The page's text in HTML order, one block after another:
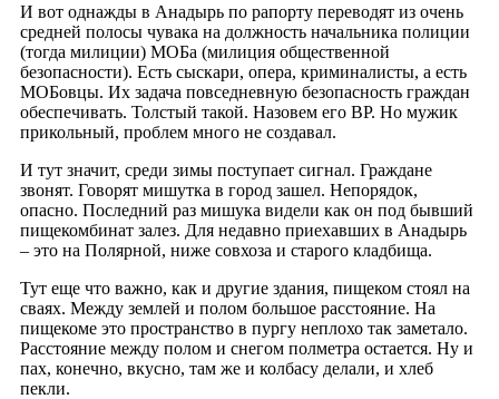
И вот однажды в Анадырь по рапорту переводят из очень
средней полосы чувака на должность начальника полиции
(тогда милиции) МОБа (милиция общественной
безопасности). Есть сыскари, опера, криминалисты, а есть
МОБовцы. Их задача повседневную безопасность граждан
обеспечивать. Толстый такой. Назовем его ВР. Но мужик
прикольный, проблем много не создавал.
И тут значит, среди зимы поступает сигнал. Граждане
звонят. Говорят мишутка в город зашел. Непорядок,
опасно. Последний раз мишука видели как он под бывший
пищекомбинат залез. Для недавно приехавших в Анадырь
– это на Полярной, ниже совхоза и старого кладбища.
Тут еще что важно, как и другие здания, пищеком стоял на
сваях. Между землей и полом большое расстояние. На
пищекоме это пространство в пургу неплохо так заметало.
Расстояние между полом и снегом полметра остается. Ну и
пах, конечно, вкусно, там же и колбасу делали, и хлеб
пекли.